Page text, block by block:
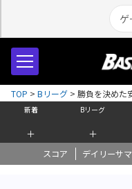
新着
＋
Bリーグ
＋
スコア デイリーサ
TOP > Bリーグ > 勝負を決めた
の猛追をしのいだアルバルク東